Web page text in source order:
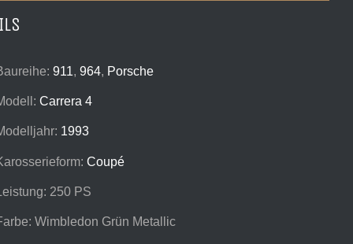
911, 964, Porsche
Carrera 4
1993
Coupé
250 PS
Wimbledon Grün Metallic